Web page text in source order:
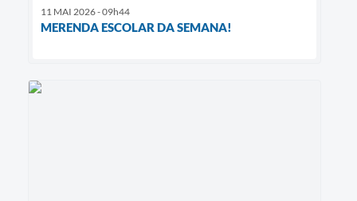
11 MAI 2026 - 09h44
MERENDA ESCOLAR DA SEMANA!